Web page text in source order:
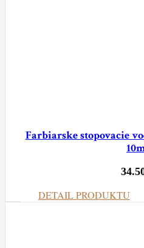
Farbiarske stopovacie
DETAIL PRODUKTU